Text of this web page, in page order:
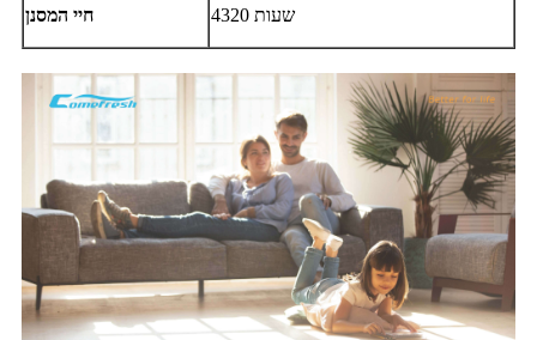
חיי המסנן 4320 שעות